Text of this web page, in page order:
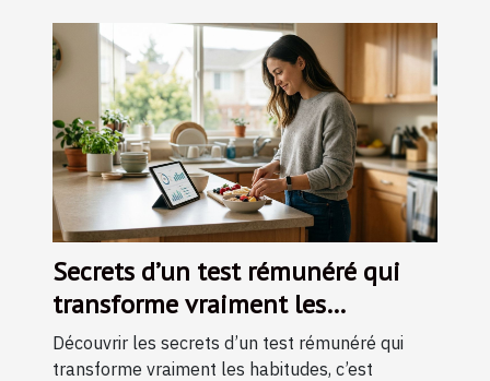
Secrets d’un test rémunéré qui
transforme vraiment les
habitudes
Découvrir les secrets d’un test rémunéré qui
transforme vraiment les habitudes, c’est